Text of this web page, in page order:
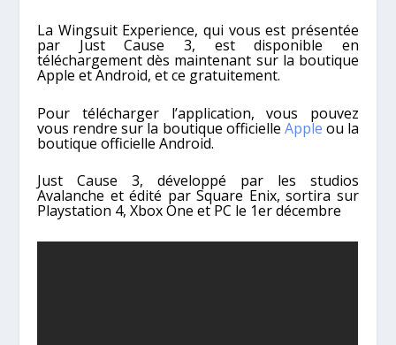
La Wingsuit Experience, qui vous est présentée
par Just Cause 3, est disponible en
téléchargement dès maintenant sur la boutique
Apple et Android, et ce gratuitement.
Pour télécharger l’application, vous pouvez
vous rendre sur la boutique officielle Apple ou la
boutique officielle Android.
Just Cause 3, développé par les studios
Avalanche et édité par Square Enix, sortira sur
Playstation 4, Xbox One et PC le 1er décembre